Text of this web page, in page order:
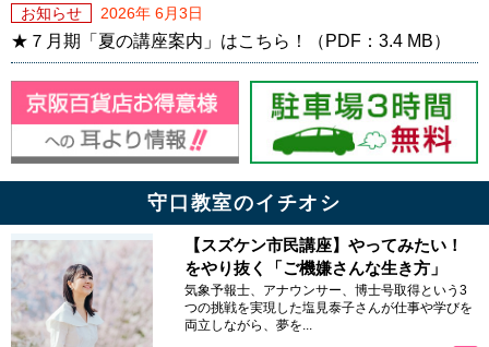
お知らせ 2026年 6月3日
★７月期「夏の講座案内」はこちら！（PDF：3.4 MB）
守口教室のイチオシ
【スズケン市民講座】やってみたい！
をやり抜く「ご機嫌さんな生き方」
気象予報士、アナウンサー、博士号取得という3
つの挑戦を実現した塩見泰子さんが仕事や学びを
両立しながら、夢を...